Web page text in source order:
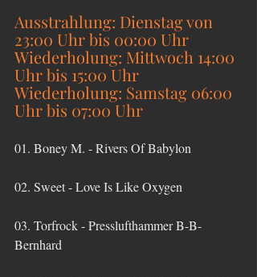
Ausstrahlung: Dienstag von
23:00 Uhr bis 00:00 Uhr
Wiederholung: Mittwoch 14:00
Uhr bis 15:00 Uhr
Wiederholung: Samstag 06:00
Uhr bis 07:00 Uhr
01. Boney M. - Rivers Of Babylon
02. Sweet - Love Is Like Oxygen
03. Torfrock - Presslufthammer B-B-
Bernhard